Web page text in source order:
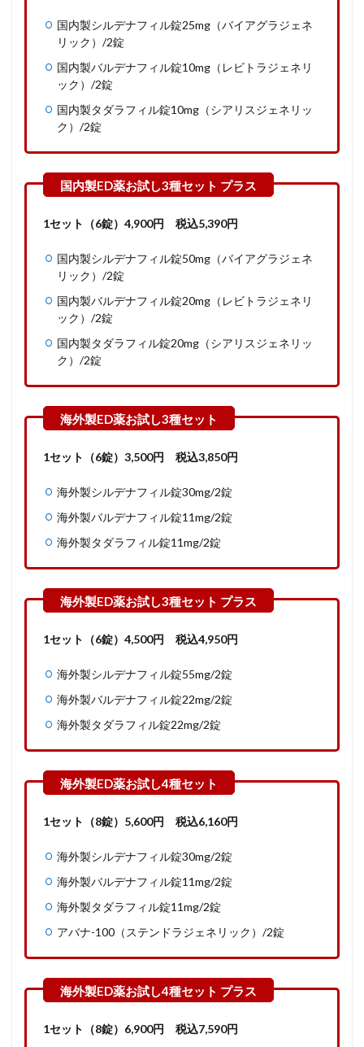
国内製シルデナフィル錠25mg（バイアグラジェネ
リック）/2錠
国内製バルデナフィル錠10mg（レビトラジェネリ
ック）/2錠
国内製タダラフィル錠10mg（シアリスジェネリッ
ク）/2錠
1セット（6錠） 4,900円 税込5,390円
国内製シルデナフィル錠50mg（バイアグラジェネ
リック）/2錠
国内製バルデナフィル錠20mg（レビトラジェネリ
ック）/2錠
国内製タダラフィル錠20mg（シアリスジェネリッ
ク）/2錠
1セット（6錠） 3,500円 税込3,850円
海外製シルデナフィル錠30mg/2錠
海外製バルデナフィル錠11mg/2錠
海外製タダラフィル錠11mg/2錠
1セット（6錠） 4,500円 税込4,950円
海外製シルデナフィル錠55mg/2錠
海外製バルデナフィル錠22mg/2錠
海外製タダラフィル錠22mg/2錠
1セット（8錠）5,600円 税込6,160円
海外製シルデナフィル錠30mg/2錠
海外製バルデナフィル錠11mg/2錠
海外製タダラフィル錠11mg/2錠
アバナ-100（ステンドラジェネリック）/2錠
1セット（8錠）6,900円 税込7,590円